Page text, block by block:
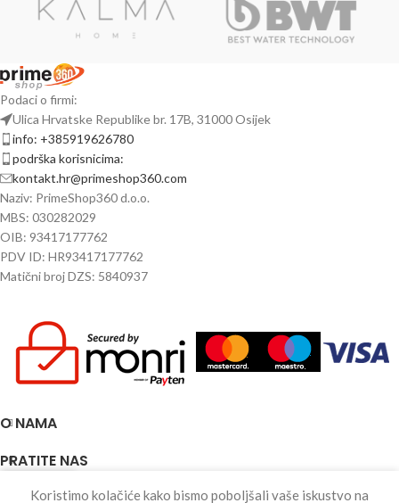
Podaci o firmi:
Ulica Hrvatske Republike br. 17B, 31000 Osijek
info: +385919626780
podrška korisnicima:
kontakt.hr@primeshop360.com
Naziv: PrimeShop360 d.o.o.
MBS: 030282029
OIB: 93417177762
PDV ID: HR93417177762
Matični broj DZS: 5840937
O NAMA
PRATITE NAS
Koristimo kolačiće kako bismo poboljšali vaše iskustvo na